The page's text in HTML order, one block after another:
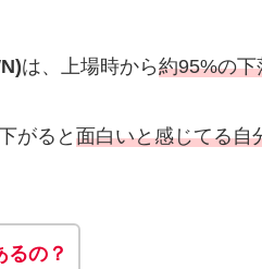
は、上場時から約95%の下
がると 面白いと感じてる自
るの？